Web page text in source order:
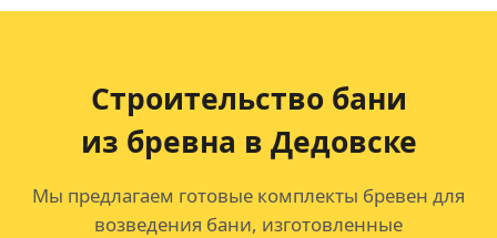
Строительство бани
из бревна в Дедовске
Мы предлагаем готовые комплекты бревен для
возведения бани, изготовленные